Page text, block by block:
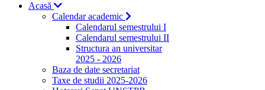
Acasă
Calendar academic
Calendarul semestrului I
Calendarul semestrului II
Structura an universitar
2025 - 2026
Baza de date secretariat
Taxe de studii 2025-2026